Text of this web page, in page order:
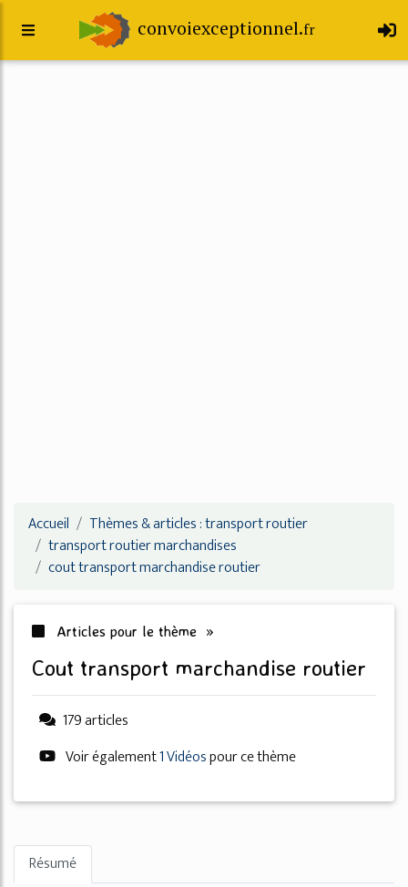
convoiexceptionnel.fr
Accueil
Thèmes & articles : transport routier
transport routier marchandises
cout transport marchandise routier
Articles pour le thème »
cout transport marchandise routier
179 articles
Voir également1 Vidéospour ce thème
Résumé